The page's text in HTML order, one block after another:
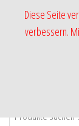
-Shop
Diese Seite
verbessern.